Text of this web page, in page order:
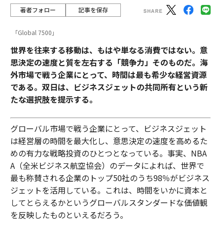
著者フォロー 記事を保存
「Global 7500」
世界を往来する移動は、もはや単なる消費ではない。意
思決定の速度と質を左右する「競争力」そのものだ。海
外市場で戦う企業にとって、時間は最も希少な経営資源
である。双日は、ビジネスジェットの共同所有という新
たな選択肢を提示する。
グローバル市場で戦う企業にとって、ビジネスジェット
は経営層の時間を最大化し、意思決定の速度を高めるた
めの有力な戦略投資のひとつとなっている。事実、NBA
A（全米ビジネス航空協会）のデータによれば、世界で
最も称賛される企業のトップ50社のうち98％がビジネス
ジェットを活用している。これは、時間をいかに資本と
してとらえるかというグローバルスタンダードな価値観
を反映したものといえるだろう。